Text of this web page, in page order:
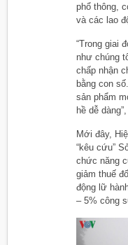
phổ thông,
và các lao
“Trong giai
như chúng
chấp nhận
bằng con
sản phẩm
hề dễ
Mới đây,
“kêu cứu”
chức năng
giảm thuế
động lữ
– 5% công